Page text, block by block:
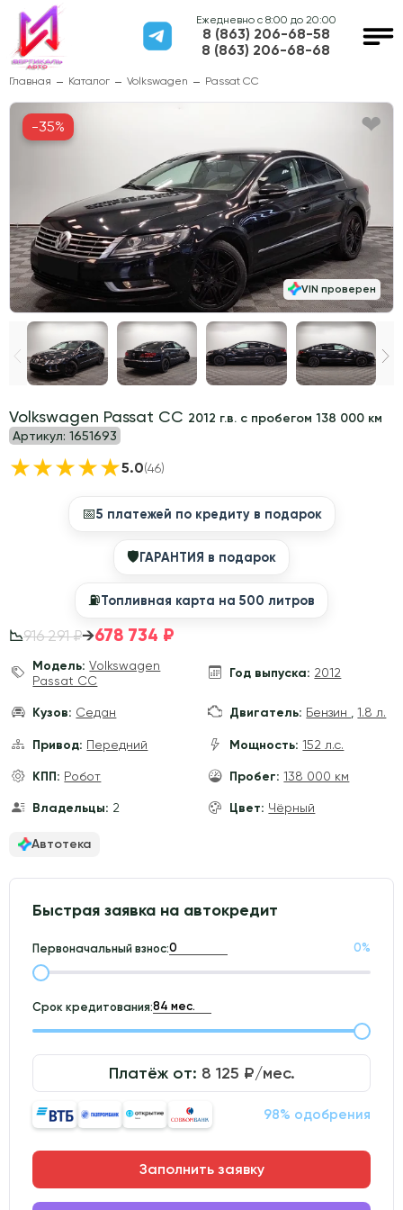
Ежедневно с 8:00 до 20:00
8 (863) 206-68-58
8 (863) 206-68-68
Главная Каталог Volkswagen Passat CC
Volkswagen Passat CC 2012 г.в. с пробегом 138 000 км
Артикул: 1651693
★★★★★5.0(46)
📅5 платежей по кредиту в подарок
🛡ГАРАНТИЯ в подарок
⛽️Топливная карта на 500 литров
📉916 291 ₽→678 734 ₽
Модель: Volkswagen
Passat CC
Год выпуска: 2012
Кузов: Седан Двигатель: Бензин ,1.8 л.
Привод: Передний Мощность: 152 л.с.
КПП: Робот Пробег: 138 000 км
Владельцы: 2 Цвет: Чёрный
Автотека
Быстрая заявка на автокредит
Первоначальный взнос: 0%
Срок кредитования:
Платёж от: 8 125 ₽/мес.
98% одобрения
Заполнить заявку
VIN проверен
-35%